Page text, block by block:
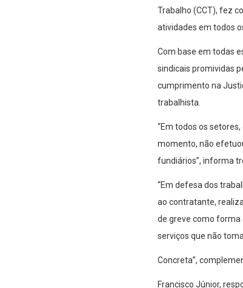
Trabalho (CCT), fez
atividades em todos
Com base em todas
sindicais promividas
cumprimento na
trabalhista.
“Em todos os
momento, não
fundiários”, informa
“Em defesa dos
ao contratante,
de greve como forma
serviços que não
Concreta”,
Francisco Júnior,